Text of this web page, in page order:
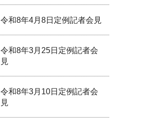
令和8年4月8日定例記者会見
令和8年3月25日定例記者会
見
令和8年3月10日定例記者会
見